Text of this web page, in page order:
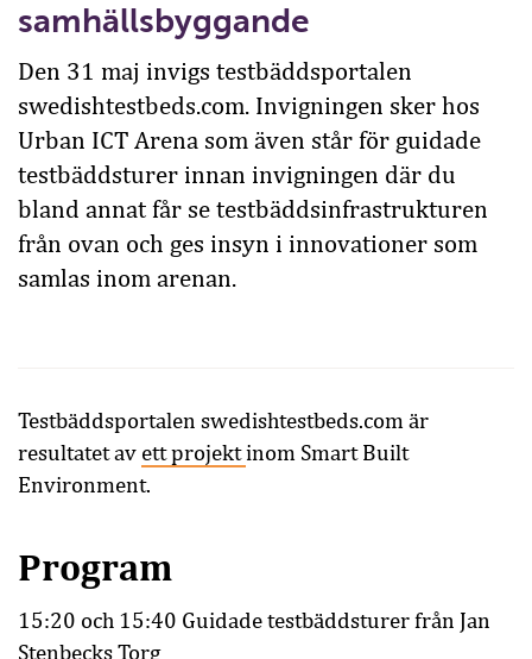
samhällsbyggande
Den 31 maj invigs testbäddsportalen
swedishtestbeds.com. Invigningen sker hos
Urban ICT Arena som även står för guidade
testbäddsturer innan invigningen där du
bland annat får se testbäddsinfrastrukturen
från ovan och ges insyn i innovationer som
samlas inom arenan.
Testbäddsportalen swedishtestbeds.com är
resultatet av ett projektinom Smart Built
Environment.
Program
15:20 och 15:40 Guidade testbäddsturer från Jan
Stenbecks Torg